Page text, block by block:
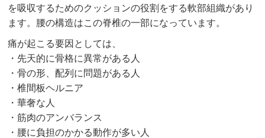
を吸収するためのクッションの役割をする軟部組織があり
ます。腰の構造はこの脊椎の一部になっています。
痛が起こる要因としては、
・先天的に骨格に異常がある人
・骨の形、配列に問題がある人
・椎間板ヘルニア
・華奢な人
・筋肉のアンバランス
・腰に負担のかかる動作が多い人